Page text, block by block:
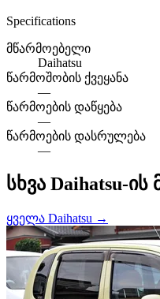
Specifications
მწარმოებელი
Daihatsu
წარმოშობის ქვეყანა
—
წარმოების დაწყება
—
წარმოების დასრულება
—
სხვა Daihatsu-
ყველა Daihatsu →